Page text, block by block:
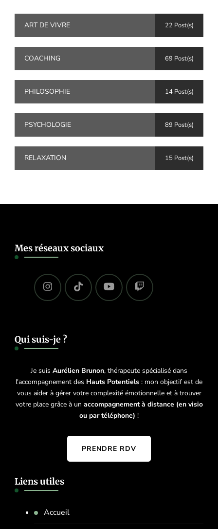
ART DE VIVRE 22 Post(s)
COACHING 69 Post(s)
PHILOSOPHIE 14 Post(s)
PSYCHOLOGIE 89 Post(s)
RELAXATION 15 Post(s)
Mes réseaux sociaux
Qui suis-je ?
Je suis Aurélien Brunon, thérapeute spécialisé dans
l'accompagnement des Hauts Potentiels : mon objectif est de
vous aider à gérer votre complexité émotionnelle et à trouver
votre place grâce à un accompagnement à distance (en visio
ou par téléphone) !
PRENDRE RDV
Liens utiles
Accueil